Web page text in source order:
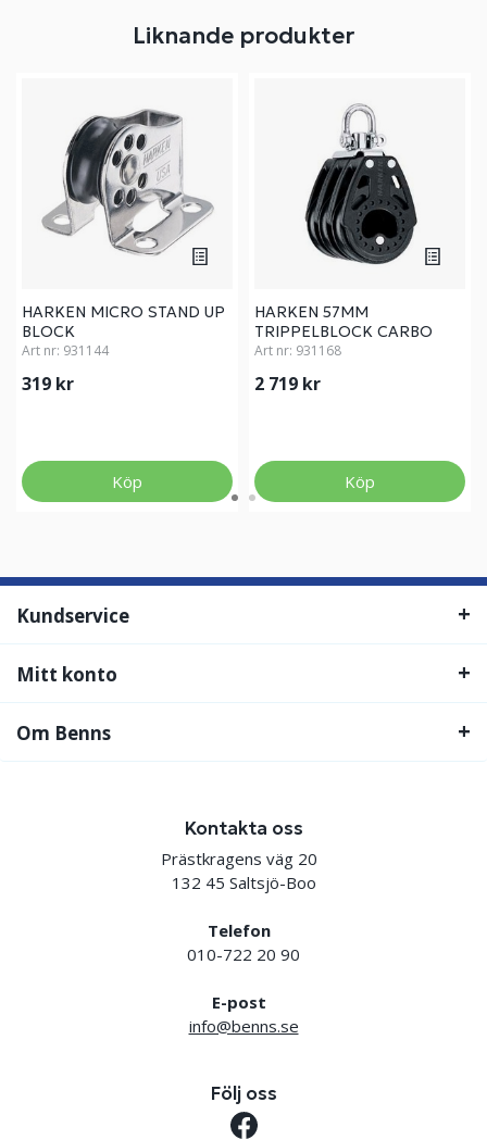
Liknande produkter
HARKEN MICRO STAND UP
BLOCK
Art nr: 931144
319 kr
Köp
HARKEN 57MM
TRIPPELBLOCK CARBO
Art nr: 931168
2 719 kr
Köp
Kundservice
Mitt konto
Om Benns
Kontakta oss
Prästkragens väg 20
132 45 Saltsjö-Boo
Telefon
010-722 20 90
E-post
info@benns.se
Följ oss